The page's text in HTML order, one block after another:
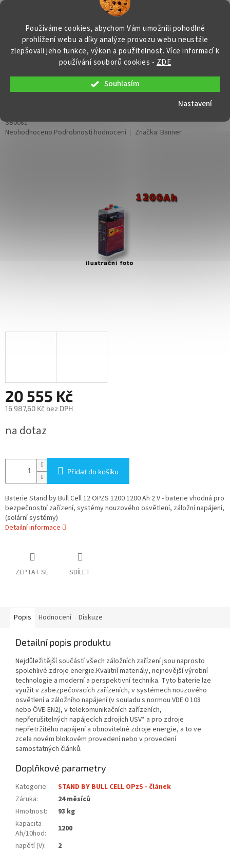
Používáme cookies, abychom Vám umožnili pohodlné
prohlížení webu a díky analýze provozu webu neustále
zlepšovali jeho funkce, výkon a použitelnost. Více informací k
používání souborů cookies - ZDE
Souhlasím
Nastavení
Přejít
KOŠÍK
Stand by Bull Cell 12 OPzS 1200,
SB0081
Průměrné
Neohodnoceno Podrobnosti hodnocení Značka: Banner
20 555 Kč
16 987,60 Kč bez DPH
cena:
na dotaz
Přidat do košíku
Baterie Stand by Bull Cell 12 OPZS 1200 1200 Ah 2 V - baterie vhodná pro
bezpečnostní zařízení, systémy nouzového osvětlení, záložní napájení,
(solární systémy)
Detailní informace
ZEPTAT SE SDÍLET
Popis Hodnocení Diskuze
Detailní popis produktu
Nejdůležitější součástí všech záložních zařízení jsou naprosto
spolehlivé zdroje energie.Kvalitní materiály, nejnovější výrobní
technologie a moderní a perspektivní technika. Tyto baterie lze
využít v zabezpečovacích zařízeních, v systémech nouzového
osvětlení a záložního napájení (v souladu s normou VDE 0 108
nebo ÖVE-EN2), v telekomunikačních zařízeních,
nepřerušitelných napájecích zdrojích USV* a pro zdroje
nepřetržitého napájení a obnovitelné zdroje energie, a to ve
zcela novém blokovém provedení nebo v provedení
samostatných článků.
Doplňkové parametry
Kategorie:
STAND BY BULL CELL OPzS - článek
Záruka:
24 měsíců
Hmotnost:
93 kg
kapacita
Ah/10hod:
1200
napětí (V):
2